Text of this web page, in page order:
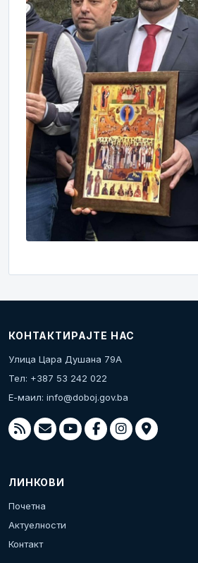
КОНТАКТИРАЈТЕ НАС
Улица Цара Душана 79А
Тел: +387 53 242 022
Е-маил: info@doboj.gov.ba
ЛИНКОВИ
Почетна
Актуелности
Контакт